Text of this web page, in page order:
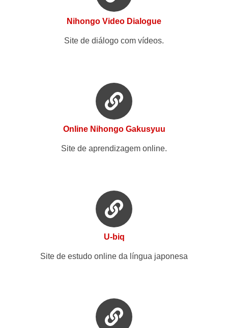
Nihongo Video Dialogue
Site de diálogo com vídeos.
Online Nihongo Gakusyuu
Site de aprendizagem online.
U-biq
Site de estudo online da língua japonesa